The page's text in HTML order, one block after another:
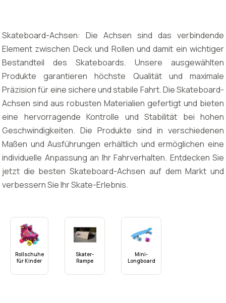
Skateboard-Achsen: Die Achsen sind das verbindende
Element zwischen Deck und Rollen und damit ein wichtiger
Bestandteil des Skateboards. Unsere ausgewählten
Produkte garantieren höchste Qualität und maximale
Präzision für eine sichere und stabile Fahrt. Die Skateboard-
Achsen sind aus robusten Materialien gefertigt und bieten
eine hervorragende Kontrolle und Stabilität bei hohen
Geschwindigkeiten. Die Produkte sind in verschiedenen
Maßen und Ausführungen erhältlich und ermöglichen eine
individuelle Anpassung an Ihr Fahrverhalten. Entdecken Sie
jetzt die besten Skateboard-Achsen auf dem Markt und
verbessern Sie Ihr Skate-Erlebnis.
Rollschuhe
für Kinder
Skater-
Rampe
Mini-
Longboard